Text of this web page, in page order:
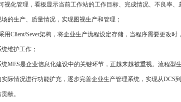
化管理，看板显示当前工作站的工作目标、完成情况、不良率、
的生产、质量情况，实现图视生产和管理；
Client/Sever架构，将企业生产流程设定存储，当程序需要更改时
维护工作；
MES是企业信息化建设中的关键环节，正越来越被重视。流程型
际情况进行功能扩充，逐步完善企业生产管理系统，实现从DCS
献。